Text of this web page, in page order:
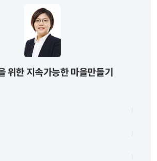
위한 지속가능한 마을만들기